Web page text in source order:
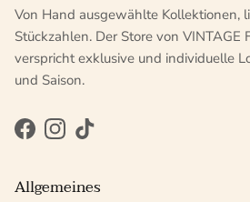
Von Hand ausgewählte Kollektionen,
Stückzahlen. Der Store von VINTAGE
verspricht exklusive und individuelle
und Saison.
FacebookInstagram
TikTok
Allgemeines